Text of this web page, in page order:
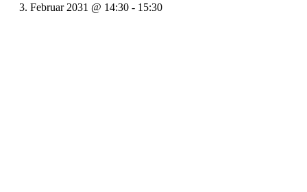
3. Februar 2031 @ 14:30 - 15:30